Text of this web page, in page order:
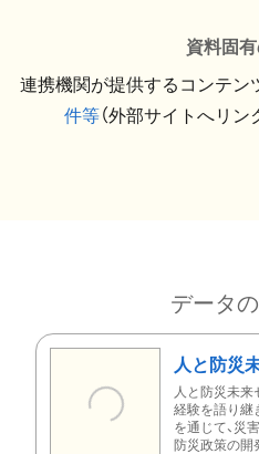
資料固
連携機関が提供するコンテン
件等（外部サイトへリン
データ
人と防災
人と防災未来
経験を語り継
を通じて、災
防災政策の開